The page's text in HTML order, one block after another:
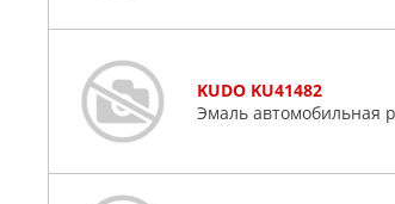
KUDO KU41482
Эмаль автомобильная